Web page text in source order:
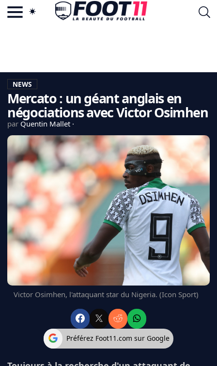
LA CHARTE
VIE PRIVÉE
CGU
CONTACTEZ-NOUS
MERCATO
CDM 2026
EDF
LIGUE 1
REAL MADRID
FC BARCELONE
MANCHESTER UNITED
CHELSEA
ARSENAL
BAYERN
L'AVIS DE LA RÉDAC'
NEWS
Mercato : un géant anglais en
négociations avec Victor Osimhen
par Quentin Mallet
Victor Osimhen, l'attaquant star du Nigeria. (Icon Sport)
Préférez Foot11.com sur Google